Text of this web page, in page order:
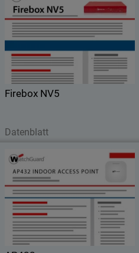
Firebox NV5
Datenblatt
Edge-Konnektivität für Remote-
AP432
Robuste Drahtlosverbindungen für den
Einsatz in Innenbereichen mit hoher
Dichte